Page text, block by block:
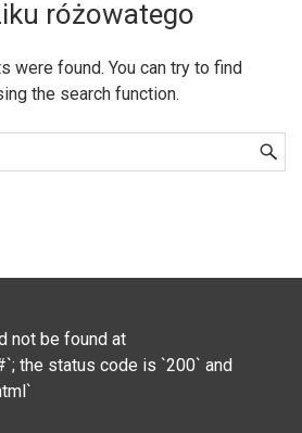
różowatego
were found. You can try to find
the search function.
not be found at
the status code is `200` and